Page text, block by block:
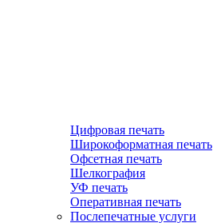
Цифровая печать
Широкоформатная печать
Офсетная печать
Шелкография
УФ печать
Оперативная печать
Послепечатные услуги